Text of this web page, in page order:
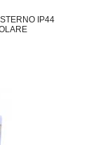
IP44